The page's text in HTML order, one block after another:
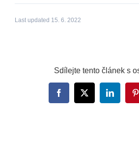
Last updated 15. 6. 2022
Sdílejte tento článek s
Facebook
X LinkedIn